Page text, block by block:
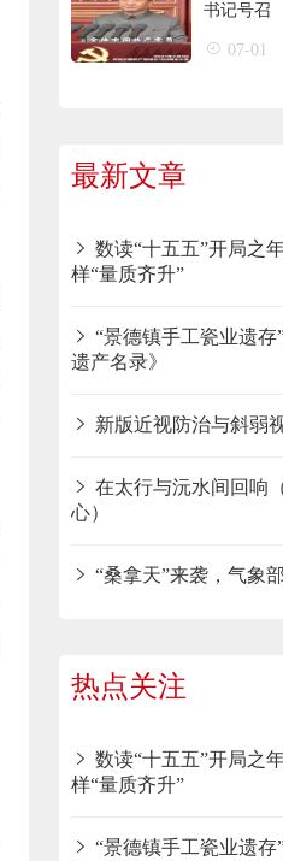
书记号召
07-01
最新文章
数读“十五五”开局之
样“量质齐升”
“景德镇手工瓷业遗存
遗产名录》
新版近视防治与斜弱
在太行与沅水间回响
心）
“桑拿天”来袭，气象
热点关注
数读“十五五”开局之
样“量质齐升”
“景德镇手工瓷业遗存